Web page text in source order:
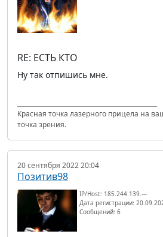
RE: ЕСТЬ КТО
Ну так отпишись мне.
Красная точка лазерного прицела на
точка зрения.
20 сентября 2022 20:04
Позитив98
IP/Host: 185.244.139.---
Дата регистрации:
Сообщений: 6